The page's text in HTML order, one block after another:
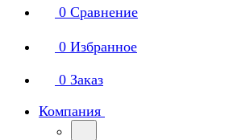
0 Сравнение
0 Избранное
0 Заказ
Компания